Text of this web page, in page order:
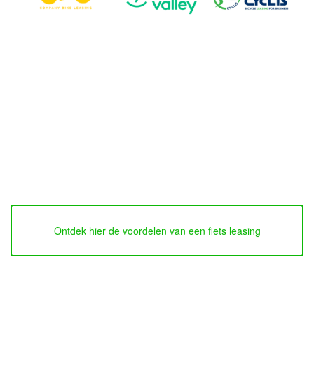
Ontdek hier de voordelen van een fiets leasing